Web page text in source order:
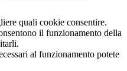
quali cookie consentire.
il funzionamento della
al funzionamento potete